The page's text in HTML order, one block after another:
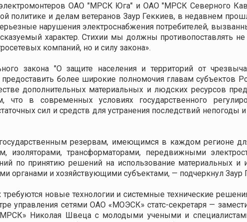
ОАО "МРСК Юга" и ОАО "МРСК Северного
политике и делам ветеранов Заур Геккиев, в недавнем
нарушения электроснабжения потребителей,
характер. Стихии мы должны противопоставлять не
компаний, но и силу закона».
закона "О защите населения и территорий от
более широкие полномочия главам субъектов
дополнительных материальных и людских ресурсов
что в современных условиях государственного
сил и средств для устранения последствий непогоды
резервам, имеющимся в каждом регионе
изоляторами, трансформаторами, передвижными
по принятию решений на использование материальных
органами и хозяйствующими субъектами, — подчеркнул Заур
новые технологии и системные технические
управления сетями ОАО «МОЭСК» статс-секретаря —
Николая Швеца с молодыми учеными и